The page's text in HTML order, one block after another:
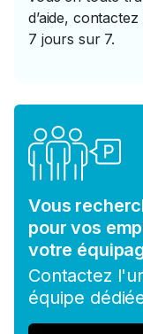
d’aide,
7 jours sur 7.
Vous
pour vos
votre
Contactez
équipe